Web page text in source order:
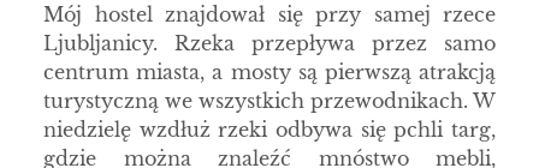
Mój hostel znajdował się przy samej rzece
Ljubljanicy. Rzeka przepływa przez samo
centrum miasta, a mosty są pierwszą atrakcją
turystyczną we wszystkich przewodnikach. W
niedzielę wzdłuż rzeki odbywa się pchli targ,
gdzie można znaleźć mnóstwo mebli,